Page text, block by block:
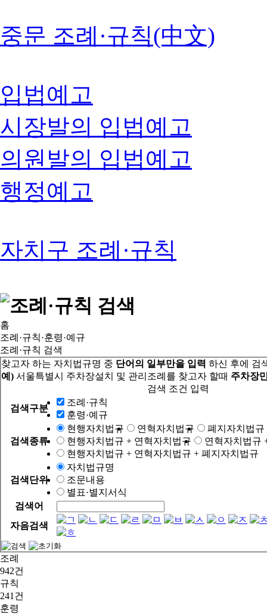
중문 조례·규칙(中文)
입법예고
시장발의 입법예고
의원발의 입법예고
행정예고
자치구 조례·규칙
홈
조례·규칙·훈령·예규
조례·규칙 검색
찾고자 하는 자치법규명 중 단어의 일부만을 입력 하신 후에 검
예) 서울특별시 주차장설치 및 관리조례를 찾고자 할때 주차장
검색 조건 입력
검색구분
조례·규칙
훈령·예규
검색종류
현행자치법규 연혁자치법규
폐지자치법규
현행자치법규 + 연혁자치법규
연혁자치법규
현행자치법규 + 연혁자치법규 + 폐지자치법규
검색단위
자치법규명
조문내용
별표·별지서식
검색어
자음검색
조례
942건
규칙
241건
훈령